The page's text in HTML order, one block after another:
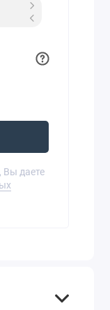
даете